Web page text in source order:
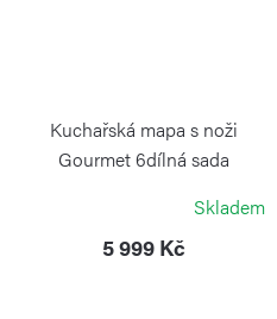
Kuchařská mapa s noži
Gourmet 6dílná sada
Skladem
5 999 Kč